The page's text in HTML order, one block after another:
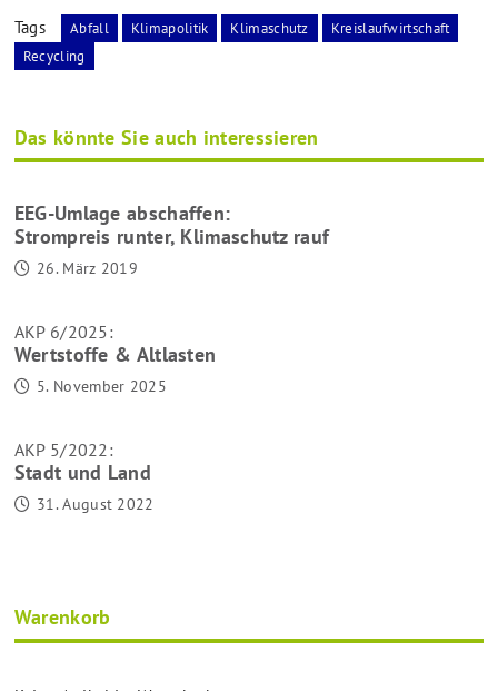
Tags Abfall Klimapolitik Klimaschutz
Kreislaufwirtschaft
Recycling
Das könnte Sie auch interessieren
EEG-Umlage abschaffen:
Strompreis runter, Klimaschutz rauf
26. März 2019
AKP 6/2025:
Wertstoffe & Altlasten
5. November 2025
AKP 5/2022:
Stadt und Land
31. August 2022
Warenkorb